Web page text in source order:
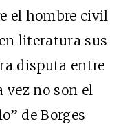
el hombre civil
literatura sus
disputa entre
vez no son el
de Borges